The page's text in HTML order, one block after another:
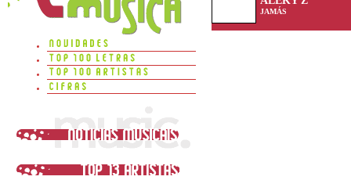
JAMÁS